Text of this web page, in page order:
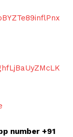
number +91